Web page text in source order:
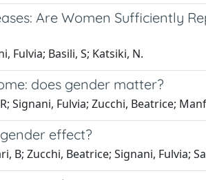
Are Women Sufficiently
Fulvia; Basili, S; Katsiki, N.
does gender matter?
Signani, Fulvia; Zucchi, Beatrice;
effect?
B; Zucchi, Beatrice; Signani, Fulvia;